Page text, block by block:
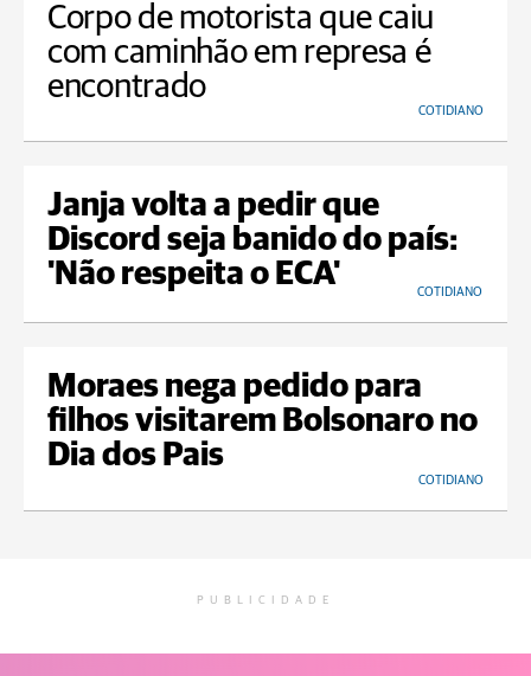
Corpo de motorista que caiu
com caminhão em represa é
encontrado
COTIDIANO
Janja volta a pedir que
Discord seja banido do país:
'Não respeita o ECA'
COTIDIANO
Moraes nega pedido para
filhos visitarem Bolsonaro no
Dia dos Pais
COTIDIANO
PUBLICIDADE